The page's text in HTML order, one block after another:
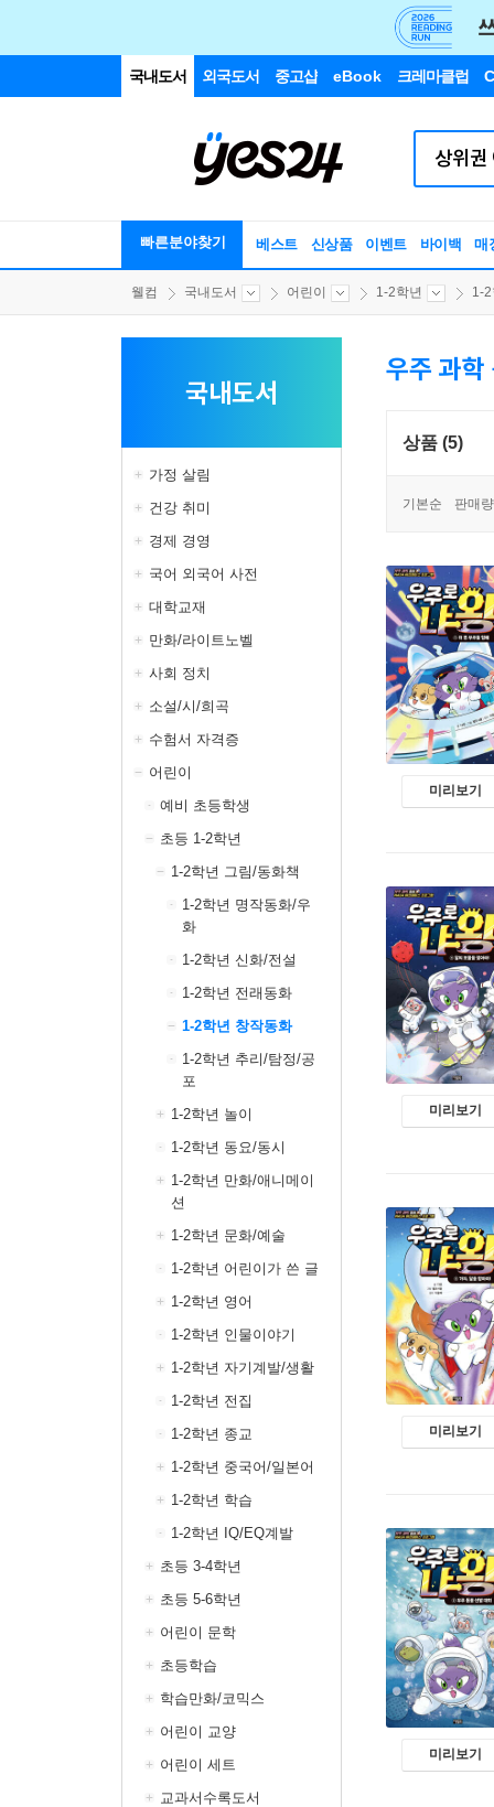
국내도서 외국도서 중고샵 eBook 크레마클럽
빠른분야찾기 베스트 신상품 이벤트 바이백 매
웰컴 국내도서 어린이 1-2학년 1-
국내도서
가정 살림
건강 취미
경제 경영
국어 외국어 사전
대학교재
만화/라이트노벨
사회 정치
소설/시/희곡
수험서 자격증
어린이
예비 초등학생
초등 1-2학년
1-2학년 그림/동화책
1-2학년 명작동화/우
화
1-2학년 신화/전설
1-2학년 전래동화
1-2학년 창작동화
1-2학년 추리/탐정/공
포
1-2학년 놀이
1-2학년 동요/동시
1-2학년 만화/애니메이
션
1-2학년 문화/예술
1-2학년 어린이가 쓴 글
1-2학년 영어
1-2학년 인물이야기
1-2학년 자기계발/생활
1-2학년 전집
1-2학년 종교
1-2학년 중국어/일본어
1-2학년 학습
1-2학년 IQ/EQ계발
초등 3-4학년
초등 5-6학년
어린이 문학
초등학습
학습만화/코믹스
어린이 교양
어린이 세트
교과서수록도서
우주 과학
상품 (5)
기본순 판매
미리보기
미리보기
미리보기
미리보기